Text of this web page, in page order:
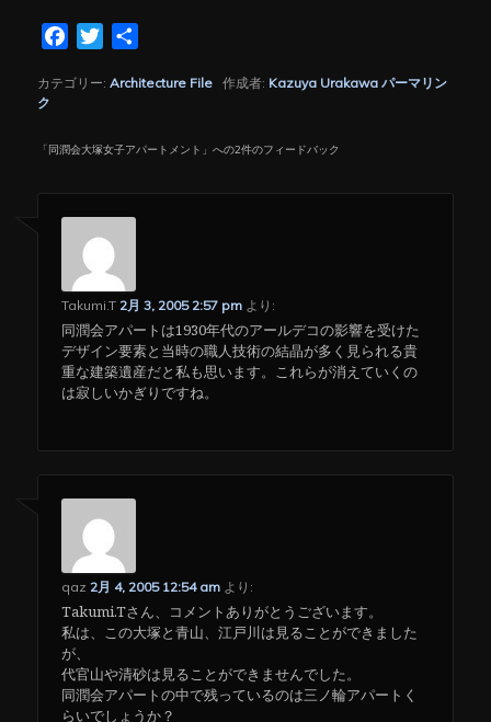
FacebookTwitter
カテゴリー:Architecture File 作成者: Kazuya Urakawa パーマリン
ク
「 同潤会大塚女子アパートメント 」への2件のフィードバック
Takumi.T 2月 3, 2005 2:57 pm より:
同潤会アパートは1930年代のアールデコの影響を受けた
デザイン要素と当時の職人技術の結晶が多く見られる貴
重な建築遺産だと私も思います。これらが消えていくの
は寂しいかぎりですね。
qaz 2月 4, 2005 12:54 am より:
Takumi.Tさん、コメントありがとうございます。
私は、この大塚と青山、江戸川は見ることができました
が、
代官山や清砂は見ることができませんでした。
同潤会アパートの中で残っているのは三ノ輪アパートく
らいでしょうか？